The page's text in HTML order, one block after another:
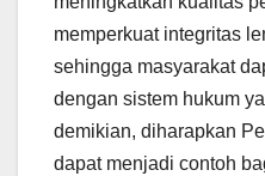
memperkuat integritas
sehingga masyarakat
dengan sistem hukum
demikian, diharapkan
dapat menjadi contoh